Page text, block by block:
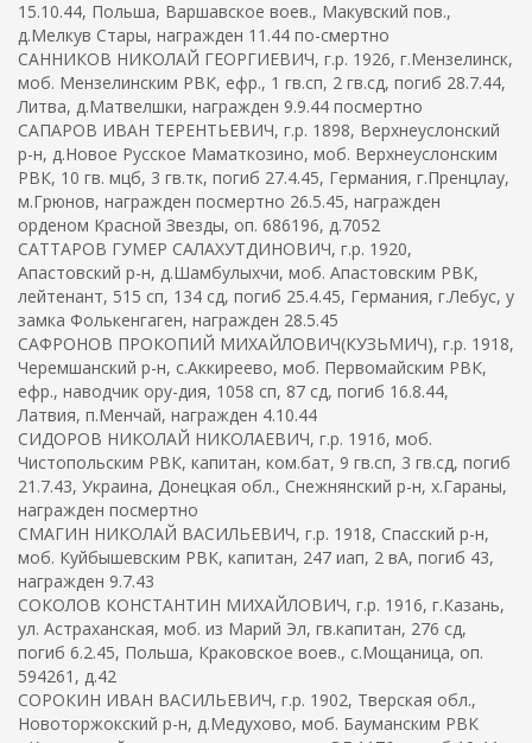
15.10.44, Польша, Варшавское воев., Макувский пов.,
д.Мелкув Стары, награжден 11.44 по-смертно
САННИКОВ НИКОЛАЙ ГЕОРГИЕВИЧ, г.р. 1926, г.Мензелинск,
моб. Мензелинским РВК, ефр., 1 гв.сп, 2 гв.сд, погиб 28.7.44,
Литва, д.Матвелшки, награжден 9.9.44 посмертно
САПАРОВ ИВАН ТЕРЕНТЬЕВИЧ, г.р. 1898, Верхнеуслонский
р-н, д.Новое Русское Маматкозино, моб. Верхнеуслонским
РВК, 10 гв. мцб, 3 гв.тк, погиб 27.4.45, Германия, г.Пренцлау,
м.Грюнов, награжден посмертно 26.5.45, награжден
орденом Красной Звезды, оп. 686196, д.7052
САТТАРОВ ГУМЕР САЛАХУТДИНОВИЧ, г.р. 1920,
Апастовский р-н, д.Шамбулыхчи, моб. Апастовским РВК,
лейтенант, 515 сп, 134 сд, погиб 25.4.45, Германия, г.Лебус, у
замка Фолькенгаген, награжден 28.5.45
САФРОНОВ ПРОКОПИЙ МИХАЙЛОВИЧ(КУЗЬМИЧ), г.р. 1918,
Черемшанский р-н, с.Аккиреево, моб. Первомайским РВК,
ефр., наводчик ору-дия, 1058 сп, 87 сд, погиб 16.8.44,
Латвия, п.Менчай, награжден 4.10.44
СИДОРОВ НИКОЛАЙ НИКОЛАЕВИЧ, г.р. 1916, моб.
Чистопольским РВК, капитан, ком.бат, 9 гв.сп, 3 гв.сд, погиб
21.7.43, Украина, Донецкая обл., Снежнянский р-н, х.Гараны,
награжден посмертно
СМАГИН НИКОЛАЙ ВАСИЛЬЕВИЧ, г.р. 1918, Спасский р-н,
моб. Куйбышевским РВК, капитан, 247 иап, 2 вА, погиб 43,
награжден 9.7.43
СОКОЛОВ КОНСТАНТИН МИХАЙЛОВИЧ, г.р. 1916, г.Казань,
ул. Астраханская, моб. из Марий Эл, гв.капитан, 276 сд,
погиб 6.2.45, Польша, Краковское воев., с.Мощаница, оп.
594261, д.42
СОРОКИН ИВАН ВАСИЛЬЕВИЧ, г.р. 1902, Тверская обл.,
Новоторжокский р-н, д.Медухово, моб. Бауманским РВК